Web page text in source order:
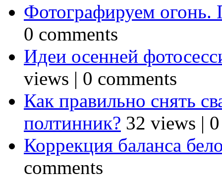
Фотографируем огонь.
0 comments
Идеи осенней
views | 0 comments
Как правильно снять
полтинник? 32 views |
Коррекция баланса
comments